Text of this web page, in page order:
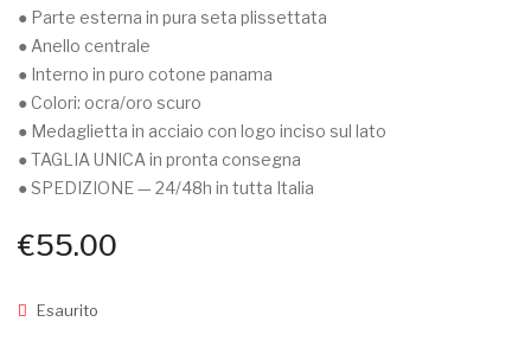
● Parte esterna in pura seta plissettata
● Anello centrale
● Interno in puro cotone panama
● Colori: ocra/oro scuro
● Medaglietta in acciaio con logo inciso sul lato
● TAGLIA UNICA in pronta consegna
● SPEDIZIONE — 24/48h in tutta Italia
€55.00
Esaurito